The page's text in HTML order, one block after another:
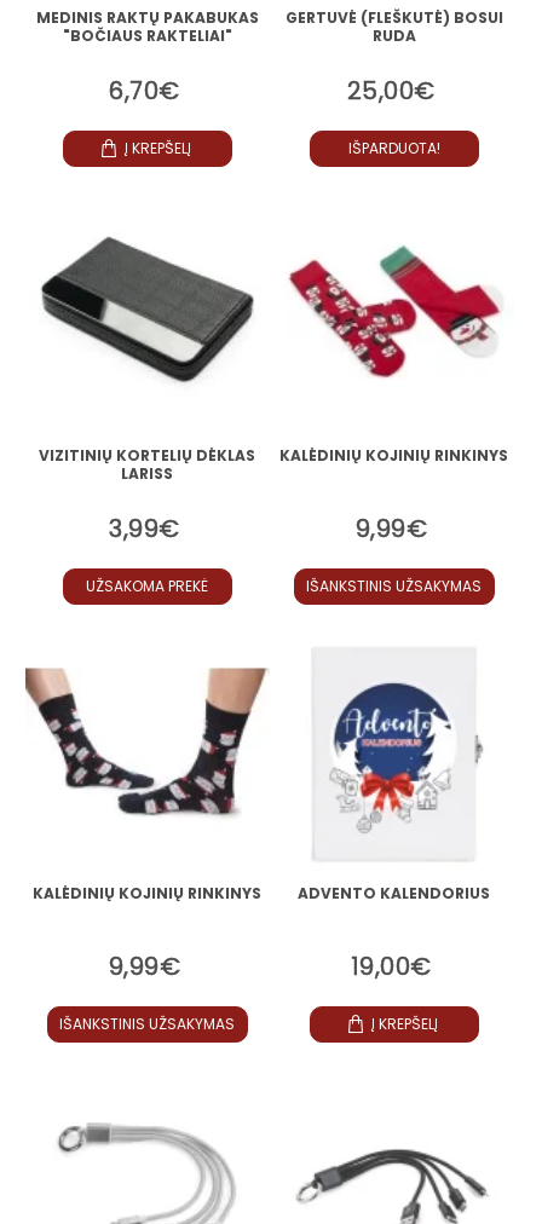
MEDINIS RAKTŲ PAKABUKAS
"BOČIAUS RAKTELIAI"
6,70€
Į KREPŠELĮ
GERTUVĖ (FLEŠKUTĖ) BOSUI
RUDA
25,00€
IŠPARDUOTA!
VIZITINIŲ KORTELIŲ DĖKLAS
LARISS
3,99€
UŽSAKOMA PREKĖ
KALĖDINIŲ KOJINIŲ RINKINYS
9,99€
IŠANKSTINIS UŽSAKYMAS
KALĖDINIŲ KOJINIŲ RINKINYS
9,99€
IŠANKSTINIS UŽSAKYMAS
ADVENTO KALENDORIUS
19,00€
Į KREPŠELĮ